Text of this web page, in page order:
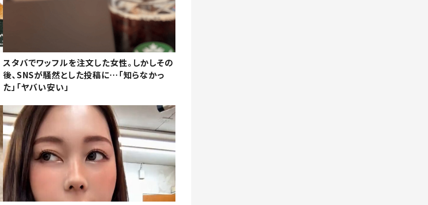
スタバでワッフルを注文した女性。しかしその
後、SNSが騒然とした投稿に…「知らなかっ
た」「ヤバい安い」